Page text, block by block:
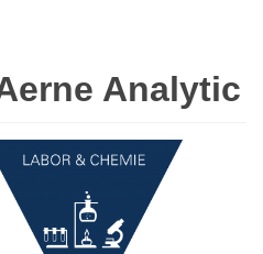
Analytic